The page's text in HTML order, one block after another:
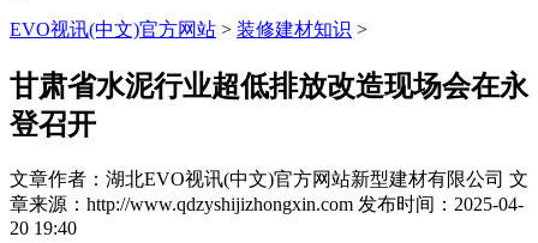
EVO视讯(中文)官方网站 > 装修建材知识 >
甘肃省水泥行业超低排放改造现场会在永
登召开
文章作者：湖北EVO视讯(中文)官方网站新型建材有限公司 文
章来源：http://www.qdzyshijizhongxin.com 发布时间：2025-04-
20 19:40